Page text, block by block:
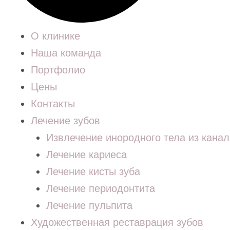
О клинике
Наша команда
Портфолио
Цены
Контакты
Лечение зубов
Извлечение инородного тела из
Лечение кариеса
Лечение кисты зуба
Лечение периодонтита
Лечение пульпита
Художественная реставрация зубов